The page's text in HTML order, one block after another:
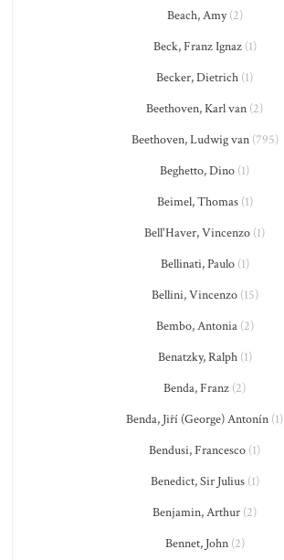
Beach, Amy(2)
Beck, Franz Ignaz(1)
Becker, Dietrich (1)
Beethoven, Karl van (2)
Beethoven, Ludwig van(795)
Beghetto, Dino (1)
Beimel, Thomas(1)
Bell'Haver, Vincenzo (1)
Bellinati, Paulo(1)
Bellini, Vincenzo(15)
Bembo, Antonia(2)
Benatzky, Ralph(1)
Benda, Franz (2)
Benda, Jiří (George) Antonín (1)
Bendusi, Francesco (1)
Benedict, Sir Julius(1)
Benjamin, Arthur (2)
Bennet, John(2)